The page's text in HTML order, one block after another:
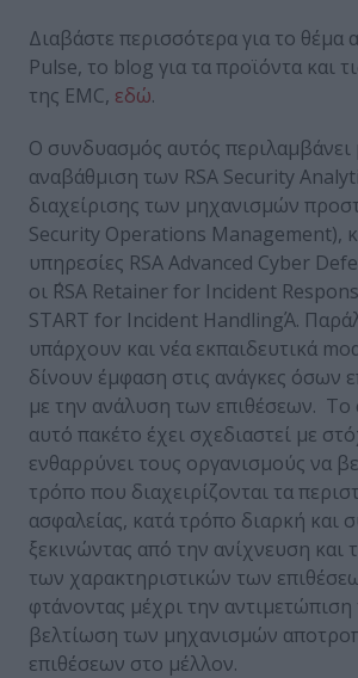
Διαβάστε περισσότερα για το θέμα
Pulse, το blog για τα προϊόντα και
της EMC, εδώ.
Ο συνδυασμός αυτός περιλαμβάνει
αναβάθμιση των RSA Security
διαχείρισης των μηχανισμών
Security Operations Management),
υπηρεσίες RSA Advanced Cyber
οι ΅RSA Retainer for Incident
START for Incident HandlingΆ.
υπάρχουν και νέα εκπαιδευτικά
δίνουν έμφαση στις ανάγκες όσων
με την ανάλυση των επιθέσεων. Το
αυτό πακέτο έχει σχεδιαστεί με
ενθαρρύνει τους οργανισμούς να
τρόπο που διαχειρίζονται τα
ασφαλείας, κατά τρόπο διαρκή και
ξεκινώντας από την ανίχνευση και
των χαρακτηριστικών των
φτάνοντας μέχρι την αντιμετώπιση
βελτίωση των μηχανισμών
επιθέσεων στο μέλλον.